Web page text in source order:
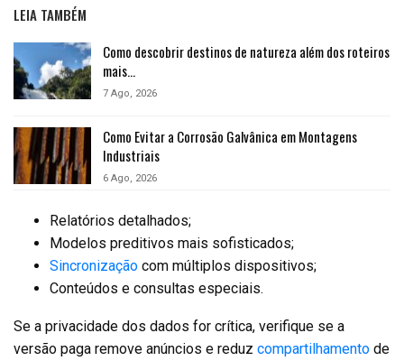
LEIA TAMBÉM
Como descobrir destinos de natureza além dos roteiros
mais…
7 Ago, 2026
Como Evitar a Corrosão Galvânica em Montagens
Industriais
6 Ago, 2026
Relatórios detalhados;
Modelos preditivos mais sofisticados;
Sincronização com múltiplos dispositivos;
Conteúdos e consultas especiais.
Se a privacidade dos dados for crítica, verifique se a
versão paga remove anúncios e reduz compartilhamento de